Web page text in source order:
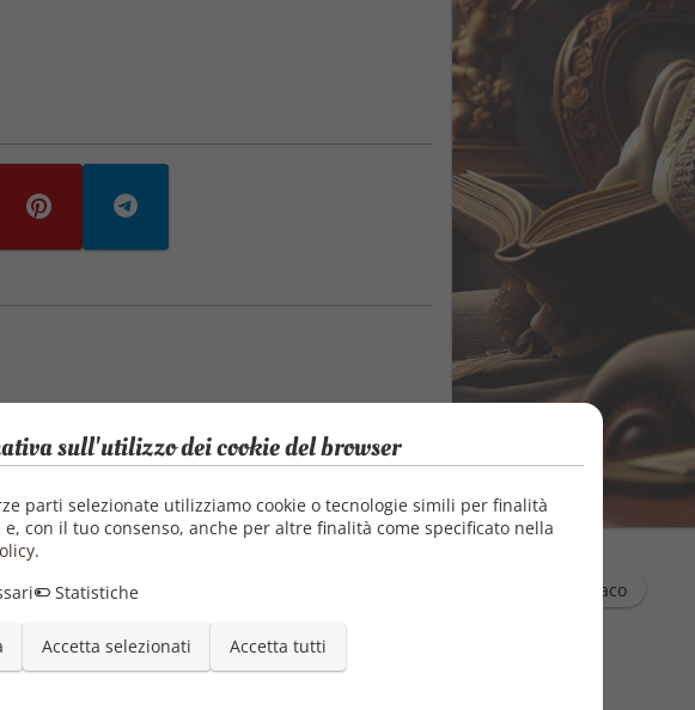
Valerio Ciaco
sull'utilizzo dei cookie del browser
parti selezionate utilizziamo cookie o tecnologie simili per finalità
e, con il tuo consenso, anche per altre finalità come specificato nella
.
Statistiche
Accetta selezionati Accetta tutti